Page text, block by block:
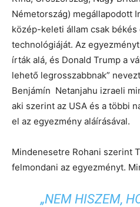
Németország) megállapodott
közép-keleti állam csak
technológiáját. Az
írták alá, és Donald Trump a
lehető legrosszabbnak”
Benjámín Netanjahu izraeli
aki szerint az USA és a többi
el az egyezmény aláírásával.
Mindenesetre Rohani szerint
felmondani az egyezményt.
„NEM HISZEM,